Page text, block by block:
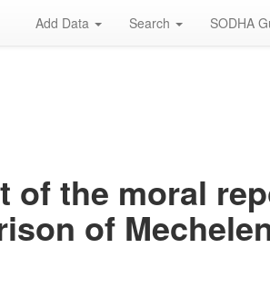
Add Data Search SODHA
of the moral
of